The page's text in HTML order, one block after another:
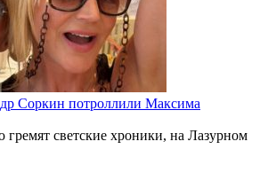
Соркин потроллили Максима
светские хроники, на Лазурном